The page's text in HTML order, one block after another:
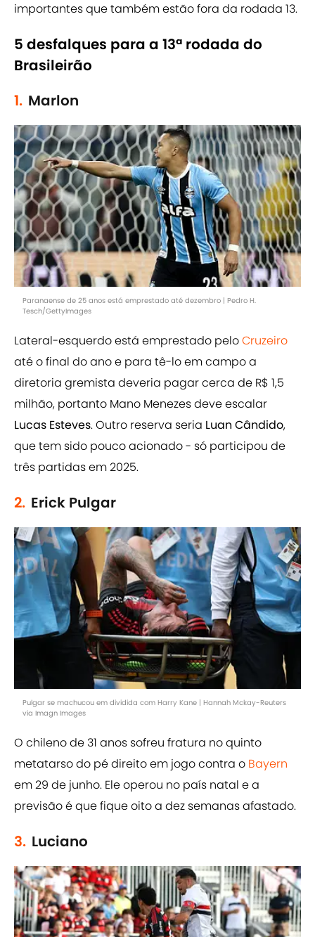
importantes que também estão fora da rodada 13.
5 desfalques para a 13ª rodada do
Brasileirão
1. Marlon
Paranaense de 25 anos está emprestado até dezembro | Pedro H.
Tesch/GettyImages
Lateral-esquerdo está emprestado peloCruzeiro
até o final do ano e para tê-lo em campo a
diretoria gremista deveria pagar cerca de R$ 1,5
milhão, portanto Mano Menezes deve escalar
Lucas Esteves. Outro reserva seria Luan Cândido,
que tem sido pouco acionado - só participou de
três partidas em 2025.
2. Erick Pulgar
Pulgar se machucou em dividida com Harry Kane | Hannah Mckay-Reuters
via Imagn Images
O chileno de 31 anos sofreu fratura no quinto
metatarso do pé direito em jogo contra o Bayern
em 29 de junho. Ele operou no país natal e a
previsão é que fique oito a dez semanas afastado.
3. Luciano